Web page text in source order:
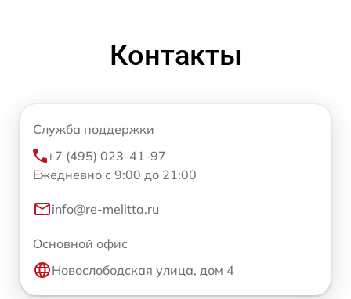
Контакты
Служба поддержки
+7 (495) 023-41-97
Ежедневно с 9:00 до 21:00
info@re-melitta.ru
Основной офис
Новослободская улица, дом 4